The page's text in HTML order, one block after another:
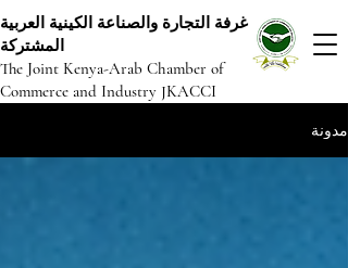
غرفة التجارة والصناعة الكينية العربية
المشتركة
The Joint Kenya-Arab Chamber of
Commerce and Industry JKACCI
مدونة